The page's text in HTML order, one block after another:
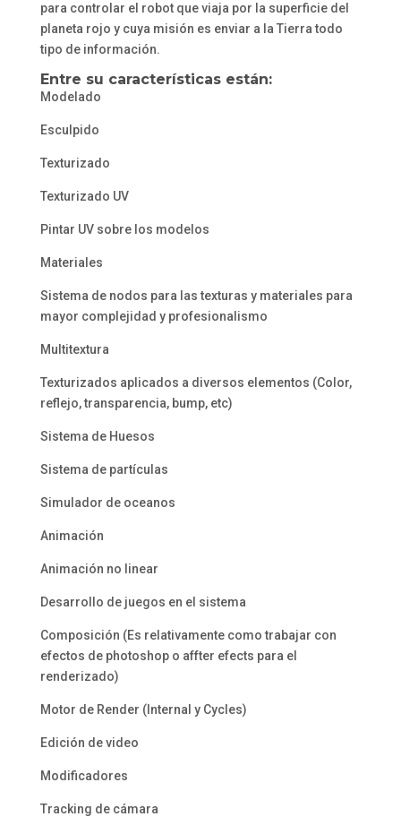
para controlar el robot que viaja por la superficie del
planeta rojo y cuya misión es enviar a la Tierra todo
tipo de información.
Entre su características están:
Modelado
Esculpido
Texturizado
Texturizado UV
Pintar UV sobre los modelos
Materiales
Sistema de nodos para las texturas y materiales para
mayor complejidad y profesionalismo
Multitextura
Texturizados aplicados a diversos elementos (Color,
reflejo, transparencia, bump, etc)
Sistema de Huesos
Sistema de partículas
Simulador de oceanos
Animación
Animación no linear
Desarrollo de juegos en el sistema
Composición (Es relativamente como trabajar con
efectos de photoshop o affter efects para el
renderizado)
Motor de Render (Internal y Cycles)
Edición de video
Modificadores
Tracking de cámara